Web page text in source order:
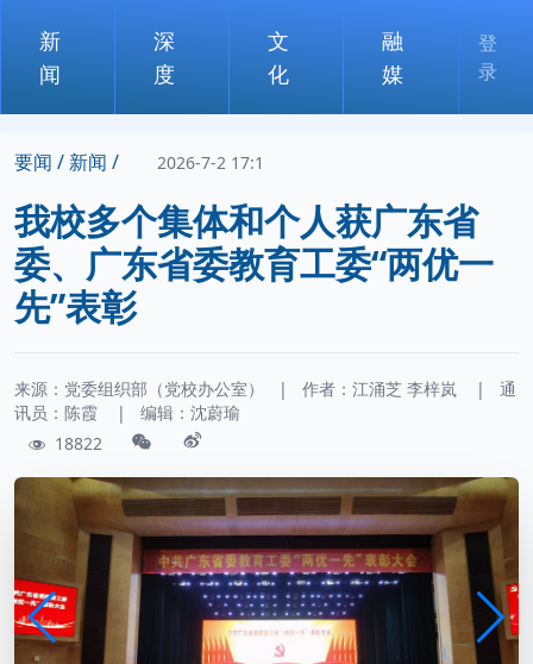
新
闻
深
度
文
化
融
媒
登
录
要闻 / 新闻 / 2026-7-2 17:1
我校多个集体和个人获广东省
委、广东省委教育工委“两优一
先”表彰
来源：党委组织部（党校办公室） | 作者： 江涌芝 李梓岚 |
通
讯员： 陈霞 |
编辑：沈蔚瑜
18822